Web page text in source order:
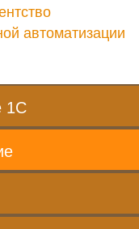
автоматизации
1С